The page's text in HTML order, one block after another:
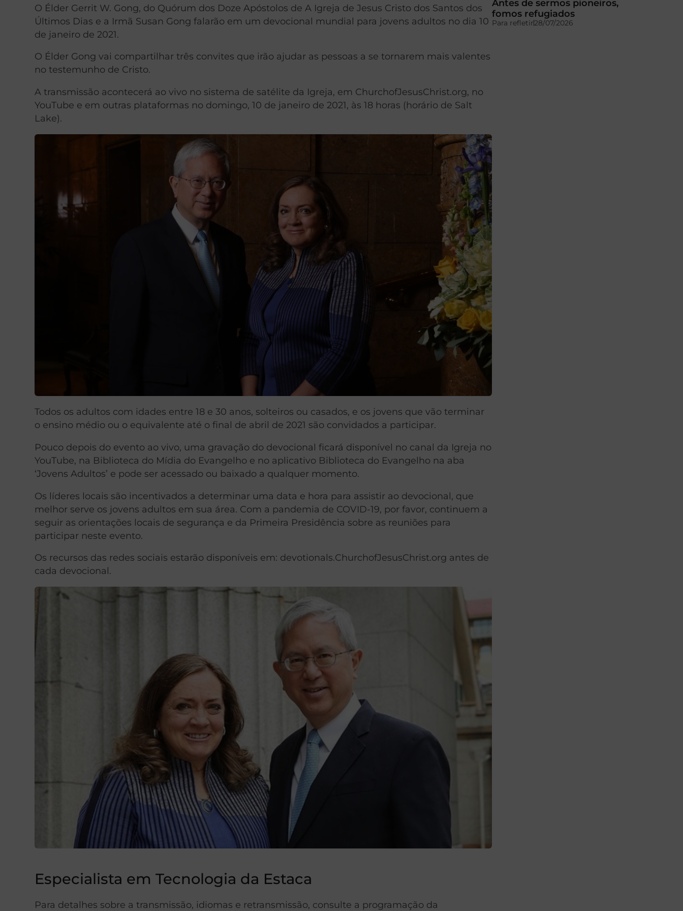
O Élder Gerrit W. Gong, do Quórum dos Doze Apóstolos de A Igreja de Jesus Cristo dos Santos dos
Últimos Dias e a Irmã Susan Gong falarão em um devocional mundial para jovens adultos no dia 10
de janeiro de 2021.
O Élder Gong vai compartilhar três convites que irão ajudar as pessoas a se tornarem mais valentes
no testemunho de Cristo.
A transmissão acontecerá ao vivo no sistema de satélite da Igreja, em ChurchofJesusChrist.org, no
YouTube e em outras plataformas no domingo, 10 de janeiro de 2021, às 18 horas (horário de Salt
Lake).
Todos os adultos com idades entre 18 e 30 anos, solteiros ou casados, e os jovens que vão terminar
o ensino médio ou o equivalente até o final de abril de 2021 são convidados a participar.
Pouco depois do evento ao vivo, uma gravação do devocional ficará disponível no canal da Igreja no
YouTube, na Biblioteca do Mídia do Evangelho e no aplicativo Biblioteca do Evangelho na aba
‘Jovens Adultos’ e pode ser acessado ou baixado a qualquer momento.
Os líderes locais são incentivados a determinar uma data e hora para assistir ao devocional, que
melhor serve os jovens adultos em sua área. Com a pandemia de COVID-19, por favor, continuem a
seguir as orientações locais de segurança e da Primeira Presidência sobre as reuniões para
participar neste evento.
Os recursos das redes sociais estarão disponíveis em: devotionals.ChurchofJesusChrist.org antes de
cada devocional.
Especialista em Tecnologia da Estaca
Para detalhes sobre a transmissão, idiomas e retransmissão, consulte a programação da
Antes de sermos pioneiros,
fomos refugiados
Para refletir28/07/2026